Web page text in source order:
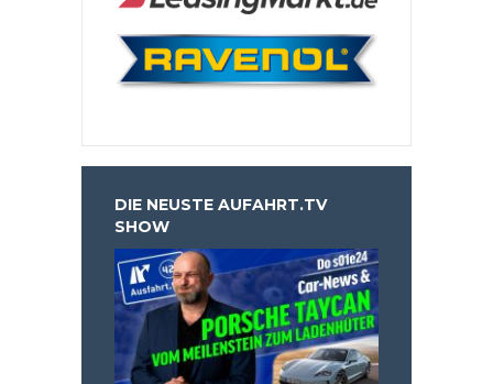
DIE NEUSTE AUFAHRT.TV
SHOW